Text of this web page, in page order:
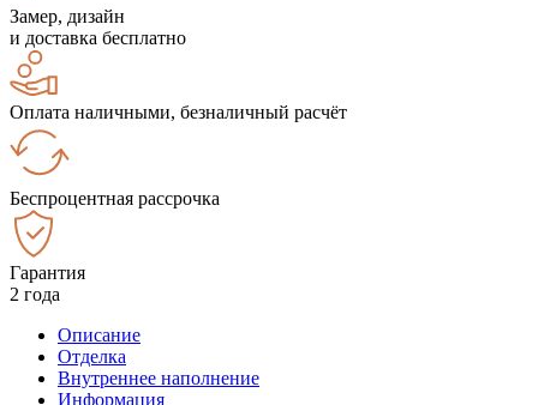
Замер, дизайн
и доставка бесплатно
Оплата наличными, безналичный расчёт
Беспроцентная рассрочка
Гарантия
2 года
Описание
Отделка
Внутреннее наполнение
Информация